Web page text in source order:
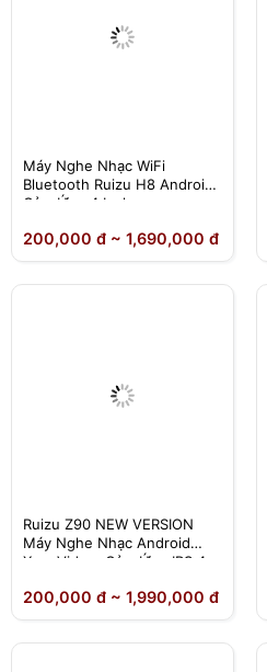
Máy Nghe Nhạc WiFi
Bluetooth Ruizu H8 Android |
Cảm Ứng 4 Inch
200,000 đ ~ 1,690,000 đ
Ruizu Z90 NEW VERSION
Máy Nghe Nhạc Android
Xem Video ,Cảm Ứng IPS 4
Bluetooth 5.2, Wifi
200,000 đ ~ 1,990,000 đ